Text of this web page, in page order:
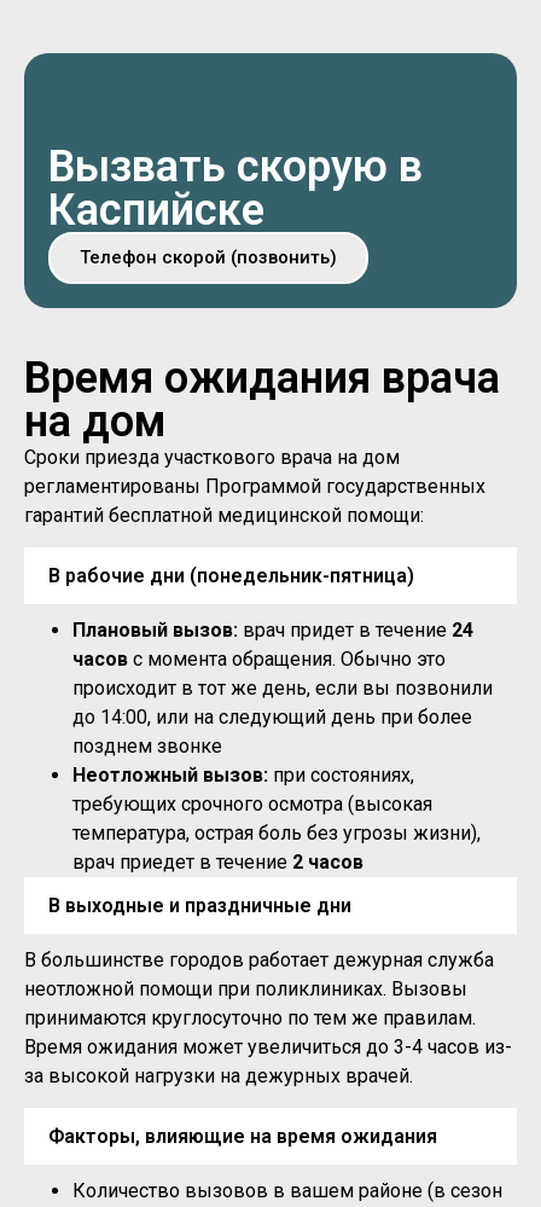
Вызвать скорую в
Каспийске
Телефон скорой (позвонить)
Время ожидания врача
на дом
Сроки приезда участкового врача на дом
регламентированы Программой государственных
гарантий бесплатной медицинской помощи:
В рабочие дни (понедельник-пятница)
Плановый вызов: врач придет в течение 24
часов с момента обращения. Обычно это
происходит в тот же день, если вы позвонили
до 14:00, или на следующий день при более
позднем звонке
Неотложный вызов: при состояниях,
требующих срочного осмотра (высокая
температура, острая боль без угрозы жизни),
врач приедет в течение 2 часов
В выходные и праздничные дни
В большинстве городов работает дежурная служба
неотложной помощи при поликлиниках. Вызовы
принимаются круглосуточно по тем же правилам.
Время ожидания может увеличиться до 3-4 часов из-
за высокой нагрузки на дежурных врачей.
Факторы, влияющие на время ожидания
Количество вызовов в вашем районе (в сезон